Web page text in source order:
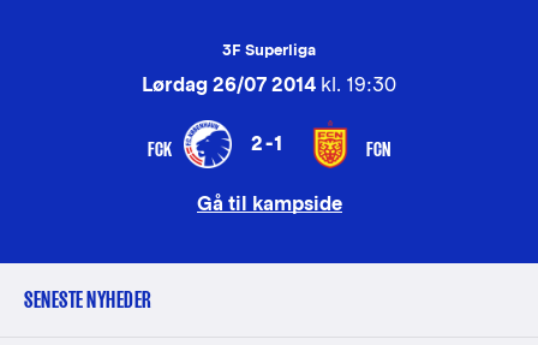
3F Superliga
Lørdag 26/07 2014 kl. 19:30
FCK 2-1 FCN
Gå til kampside
SENESTE NYHEDER